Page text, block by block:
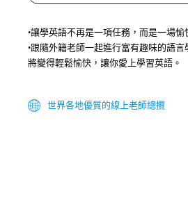
•讓學英語不再是一項任務，而是一場愉
•跟隨外籍老師一起進行富有趣味的語
將變得輕鬆愉快，讓你愛上學習英語。
世界各地優質的線上老師總攬